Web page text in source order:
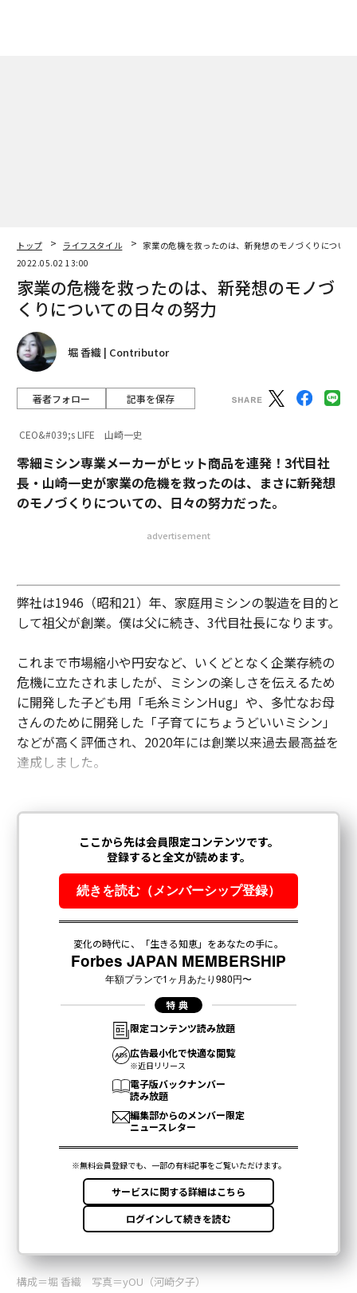
トップ ライフスタイル
家業の危機を救ったのは、新発想のモノづくりについ
2022.05.02 13:00
家業の危機を救ったのは、新発想のモノづ
くりについての日々の努力
堀 香織 | Contributor
著者フォロー 記事を保存
CEO&#039;s LIFE 山崎一史
零細ミシン専業メーカーがヒット商品を連発！3代目社
長・山崎一史が家業の危機を救ったのは、まさに新発想
のモノづくりについての、日々の努力だった。
advertisement
弊社は1946（昭和21）年、家庭用ミシンの製造を目的と
して祖父が創業。僕は父に続き、3代目社長になります。
これまで市場縮小や円安など、いくどとなく企業存続の
危機に立たされましたが、ミシンの楽しさを伝えるため
に開発した子ども用「毛糸ミシンHug」や、多忙なお母
さんのために開発した「子育てにちょうどいいミシン」
などが高く評価され、2020年には創業以来過去最高益を
達成しました。
構成＝堀 香織 写真＝yOU（河崎夕子）